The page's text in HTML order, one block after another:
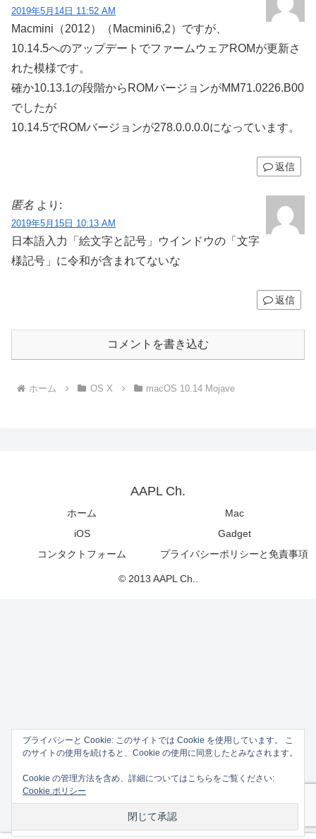
2019年5月14日 11:52 AM
Macmini（2012）（Macmini6,2）ですが、
10.14.5へのアップデートでファームウェアROMが更新さ
れた模様です。
確か10.13.1の段階からROMバージョンがMM71.0226.B00
でしたが
10.14.5でROMバージョンが278.0.0.0.0になっています。
返信
匿名 より:
2019年5月15日 10:13 AM
日本語入力「絵文字と記号」ウインドウの「文字
様記号」に令和が含まれてないな
返信
コメントを書き込む
ホーム OS X macOS 10.14 Mojave
AAPL Ch.
ホーム
Mac
iOS
Gadget
コンタクトフォーム
プライバシーポリシーと免責事項
© 2013 AAPL Ch..
プライバシーと Cookie: このサイトでは Cookie を使用しています。 こ
のサイトの使用を続けると、Cookie の使用に同意したとみなされます。
Cookie の管理方法を含め、詳細についてはこちらをご覧ください:
Cookie ポリシー